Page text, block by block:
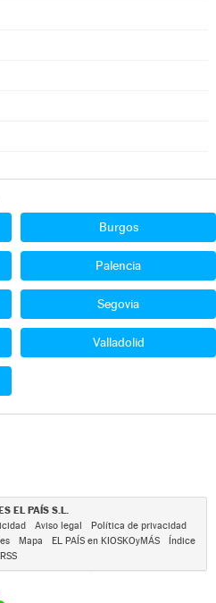
Burgos
Palencia
Segovia
Valladolid
EL PAÍS S.L.
Aviso legal
Política de privacidad
Mapa EL PAÍS en KIOSKOyMÁS
Índice
RSS